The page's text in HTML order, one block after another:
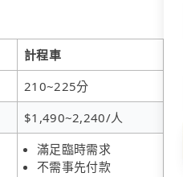
計程車
210~225分
$1,490~2,240/人
滿足臨時需求
不需事先付款